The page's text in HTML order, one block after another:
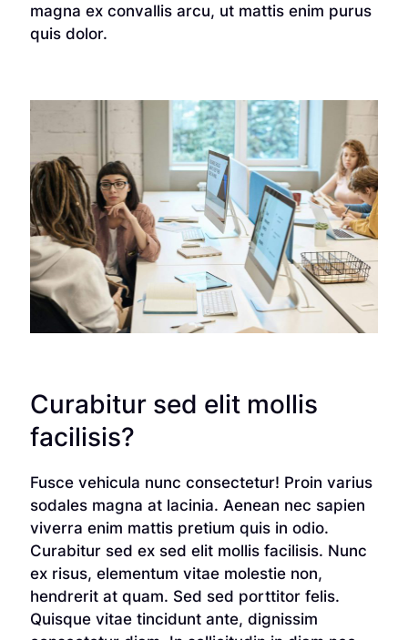
magna ex convallis arcu, ut mattis enim purus
quis dolor.
Curabitur sed elit mollis
facilisis?
Fusce vehicula nunc consectetur! Proin varius
sodales magna at lacinia. Aenean nec sapien
viverra enim mattis pretium quis in odio.
Curabitur sed ex sed elit mollis facilisis. Nunc
ex risus, elementum vitae molestie non,
hendrerit at quam. Sed sed porttitor felis.
Quisque vitae tincidunt ante, dignissim